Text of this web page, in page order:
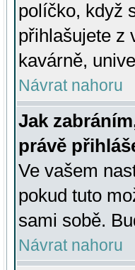
políčko, když
přihlašujete z
kavárně,
Návrat nahoru
Jak
právě
Ve vašem
pokud tuto
sami sobě.
Návrat nahoru